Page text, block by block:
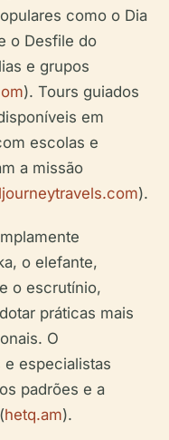
como o Dia
o Desfile do
e grupos
). Tours guiados
em
escolas e
a missão
).
o elefante,
o escrutínio,
práticas mais
O
especialistas
padrões e a
hetq.am).